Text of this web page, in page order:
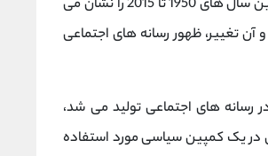
این تصویر تعداد مقالات تحقیقاتی درباره تحلیل احساسات منتشر شده بین سال های 1950 تا 2015 را نشان می
دهه 2000 تغییر کرده است و آن تغییر، ظهور رسانه های اجتماعی
رسانه های اجتماعی تولید می شد،
در یک کمپین سیاسی مورد استفاده